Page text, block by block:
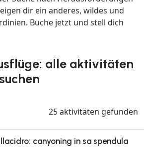
dir ein anderes, wildes und
Buche jetzt und stell dich
alle aktivitäten
25aktivitäten gefunden
canyoning in sa spendula